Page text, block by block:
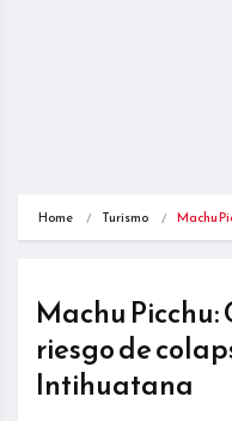
Home Turismo Machu
Machu
riesgo de
Intihuatana